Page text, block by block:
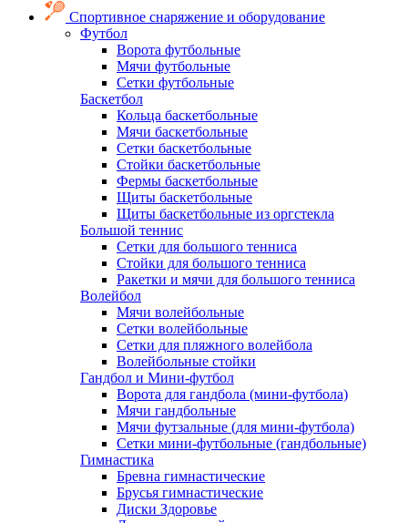
Спортивное снаряжение и оборудование
Футбол
Ворота футбольные
Мячи футбольные
Сетки футбольные
Баскетбол
Кольца баскетбольные
Мячи баскетбольные
Сетки баскетбольные
Стойки баскетбольные
Фермы баскетбольные
Щиты баскетбольные
Щиты баскетбольные из оргстекла
Большой теннис
Сетки для большого тенниса
Стойки для большого тенниса
Ракетки и мячи для большого тенниса
Волейбол
Мячи волейбольные
Сетки волейбольные
Сетки для пляжного волейбола
Волейбольные стойки
Гандбол и Мини-футбол
Ворота для гандбола (мини-футбола)
Мячи гандбольные
Мячи футзальные (для мини-футбола)
Сетки мини-футбольные (гандбольные)
Гимнастика
Бревна гимнастические
Брусья гимнастические
Диски Здоровье